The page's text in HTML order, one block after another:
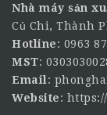
Nhà máy sản
Củ Chi, Thành
Hotline: 0963
MST:
Email :
Website: